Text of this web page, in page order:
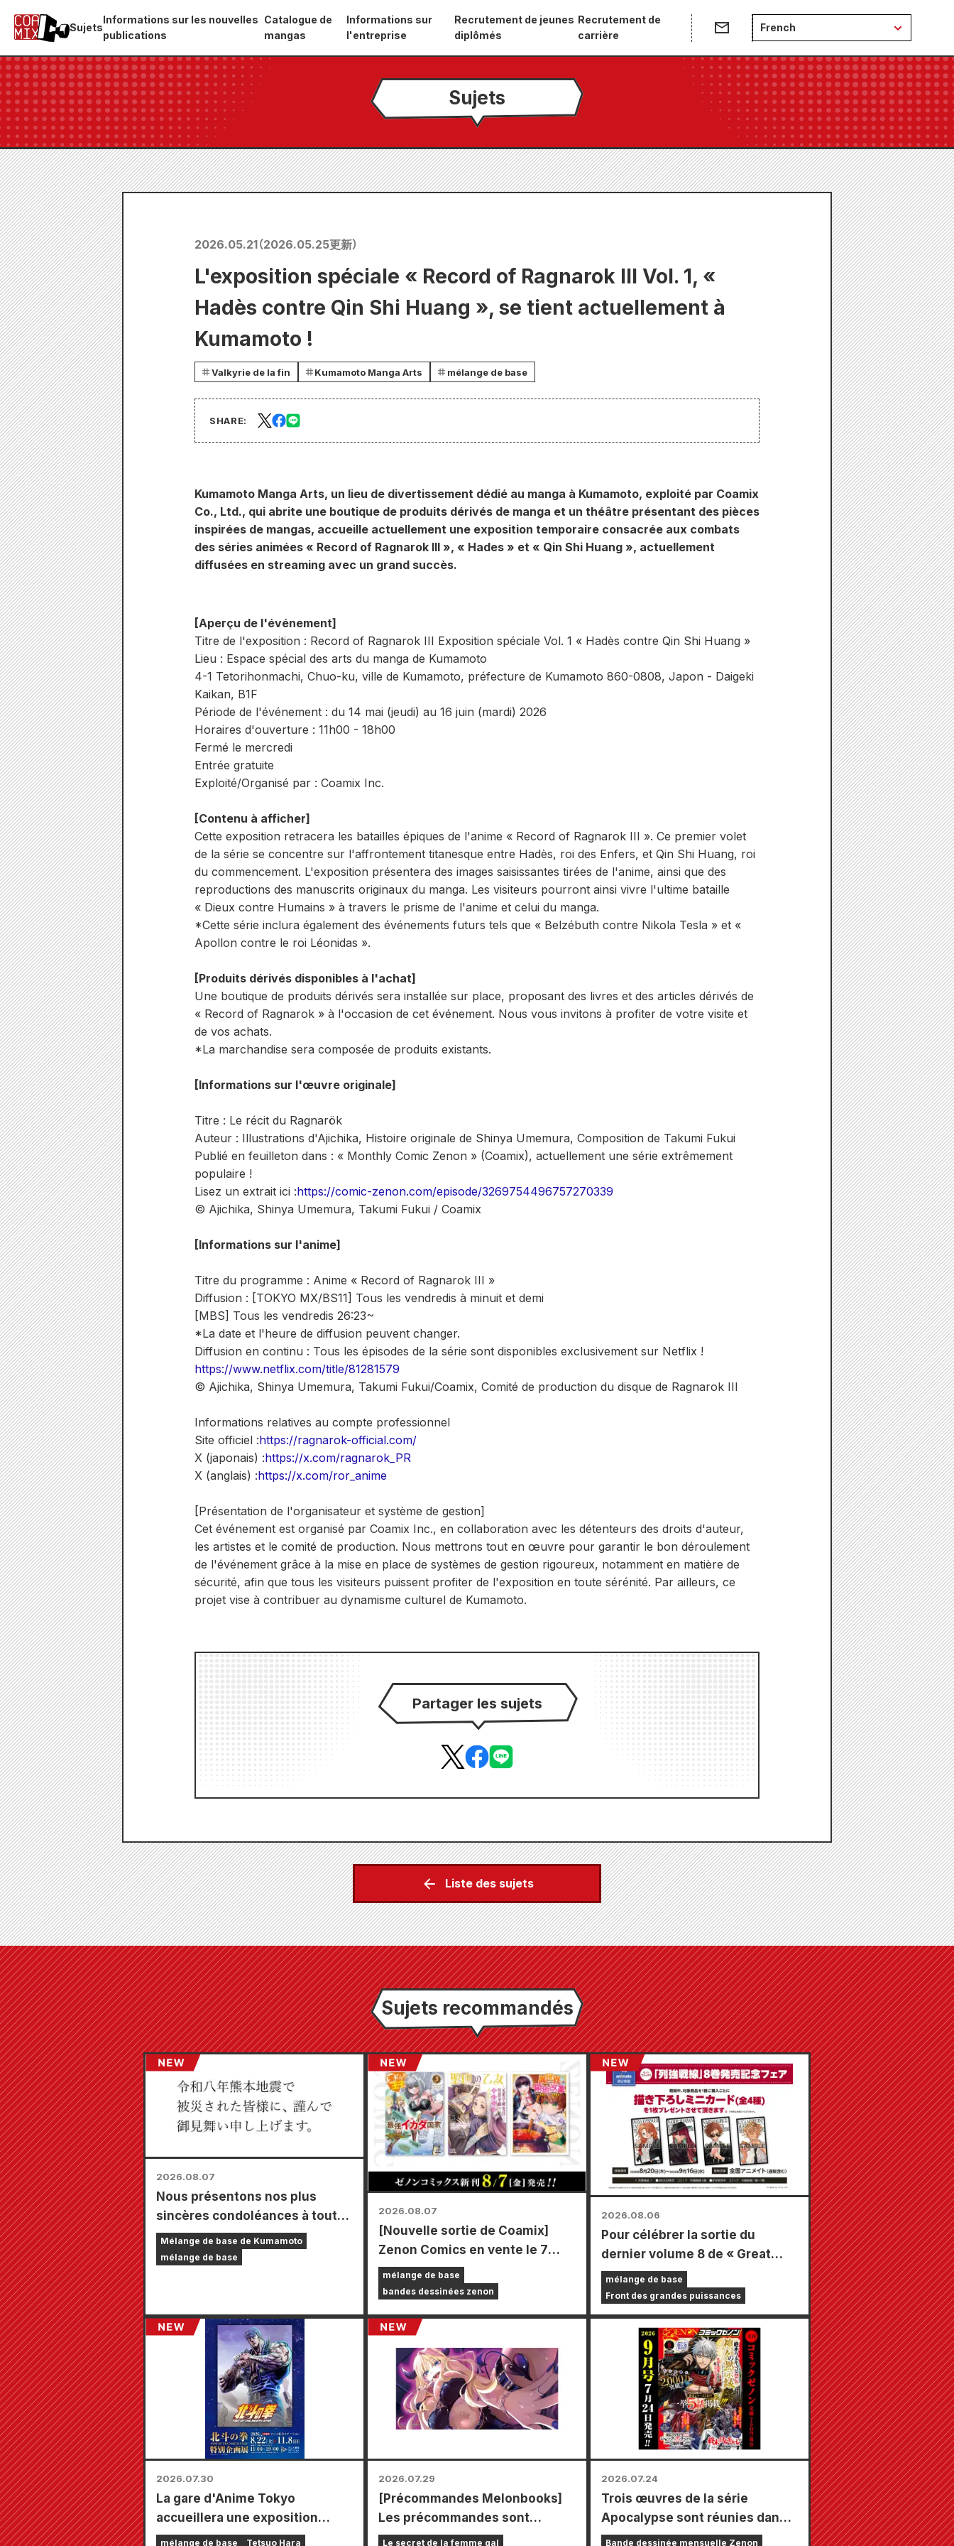
Sujets
Informations sur les nouvelles
publications
Catalogue de
mangas
Informations sur
l'entreprise
Recrutement de jeunes
diplômés
Recrutement de
carrière
French
Sujets
2026.05.21（2026.05.25更新）
L'exposition spéciale « Record of Ragnarok III Vol. 1, «
Hadès contre Qin Shi Huang », se tient actuellement à
Kumamoto !
Valkyrie de la fin Kumamoto Manga Arts mélange de base
SHARE:
Kumamoto Manga Arts, un lieu de divertissement dédié au manga à Kumamoto, exploité par Coamix
Co., Ltd., qui abrite une boutique de produits dérivés de manga et un théâtre présentant des pièces
inspirées de mangas, accueille actuellement une exposition temporaire consacrée aux combats
des séries animées « Record of Ragnarok III », « Hades » et « Qin Shi Huang », actuellement
diffusées en streaming avec un grand succès.
[Aperçu de l'événement]
Titre de l'exposition : Record of Ragnarok III Exposition spéciale Vol. 1 « Hadès contre Qin Shi Huang »
Lieu : Espace spécial des arts du manga de Kumamoto
4-1 Tetorihonmachi, Chuo-ku, ville de Kumamoto, préfecture de Kumamoto 860-0808, Japon - Daigeki
Kaikan, B1F
Période de l'événement : du 14 mai (jeudi) au 16 juin (mardi) 2026
Horaires d'ouverture : 11h00 - 18h00
Fermé le mercredi
Entrée gratuite
Exploité/Organisé par : Coamix Inc.
[Contenu à afficher]
Cette exposition retracera les batailles épiques de l'anime « Record of Ragnarok III ». Ce premier volet
de la série se concentre sur l'affrontement titanesque entre Hadès, roi des Enfers, et Qin Shi Huang, roi
du commencement. L'exposition présentera des images saisissantes tirées de l'anime, ainsi que des
reproductions des manuscrits originaux du manga. Les visiteurs pourront ainsi vivre l'ultime bataille
« Dieux contre Humains » à travers le prisme de l'anime et celui du manga.
*Cette série inclura également des événements futurs tels que « Belzébuth contre Nikola Tesla » et «
Apollon contre le roi Léonidas ».
[Produits dérivés disponibles à l'achat]
Une boutique de produits dérivés sera installée sur place, proposant des livres et des articles dérivés de
« Record of Ragnarok » à l'occasion de cet événement. Nous vous invitons à profiter de votre visite et
de vos achats.
*La marchandise sera composée de produits existants.
[Informations sur l'œuvre originale]
Titre : Le récit du Ragnarök
Auteur : Illustrations d'Ajichika, Histoire originale de Shinya Umemura, Composition de Takumi Fukui
Publié en feuilleton dans : « Monthly Comic Zenon » (Coamix), actuellement une série extrêmement
populaire !
Lisez un extrait ici :https://comic-zenon.com/episode/3269754496757270339
© Ajichika, Shinya Umemura, Takumi Fukui / Coamix
[Informations sur l'anime]
Titre du programme : Anime « Record of Ragnarok III »
Diffusion : [TOKYO MX/BS11] Tous les vendredis à minuit et demi
[MBS] Tous les vendredis 26:23~
*La date et l'heure de diffusion peuvent changer.
Diffusion en continu : Tous les épisodes de la série sont disponibles exclusivement sur Netflix !
https://www.netflix.com/title/81281579
© Ajichika, Shinya Umemura, Takumi Fukui/Coamix, Comité de production du disque de Ragnarok III
Informations relatives au compte professionnel
Site officiel :https://ragnarok-official.com/
X (japonais) :https://x.com/ragnarok_PR
X (anglais) :https://x.com/ror_anime
[Présentation de l'organisateur et système de gestion]
Cet événement est organisé par Coamix Inc., en collaboration avec les détenteurs des droits d'auteur,
les artistes et le comité de production. Nous mettrons tout en œuvre pour garantir le bon déroulement
de l'événement grâce à la mise en place de systèmes de gestion rigoureux, notamment en matière de
sécurité, afin que tous les visiteurs puissent profiter de l'exposition en toute sérénité. Par ailleurs, ce
projet vise à contribuer au dynamisme culturel de Kumamoto.
Partager les sujets
Liste des sujets
Sujets recommandés
2026.08.07
Nous présentons nos plus
sincères condoléances à toutes
les personnes touchées par le
tremblement de terre de
Mélange de base de Kumamoto
mélange de base
2026.08.07
[Nouvelle sortie de Coamix]
Zenon Comics en vente le 7
août (vendredi) !
mélange de base
bandes dessinées zenon
2026.08.06
Pour célébrer la sortie du
dernier volume 8 de « Great
Powers Frontline », une foire à
durée limitée se tiendra dans
les magasins Animate à travers
le pays à partir du 20 août, où
vous pourrez obtenir une mini-
carte spécialement dessinée (4
types au total) !
mélange de base
Front des grandes puissances
2026.07.30
La gare d'Anime Tokyo
accueillera une exposition
spéciale consacrée à « Ken le
mélange de base Tetsuo Hara
2026.07.29
[Précommandes Melonbooks]
Les précommandes sont
ouvertes pour l'édition limitée
Le secret de la femme gal
2026.07.24
Trois œuvres de la série
Apocalypse sont réunies dans
un seul numéro, composé de 5
Bande dessinée mensuelle Zenon